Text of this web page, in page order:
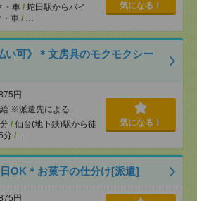
・車 / 蛇田駅からバイ
・車 / …
気になる！
い可》＊文房具のモクモクシー
円
※派遣先による
/ 仙台(地下鉄)駅から徒
分 / …
気になる！
OK＊お菓子の仕分け[派遣]
円